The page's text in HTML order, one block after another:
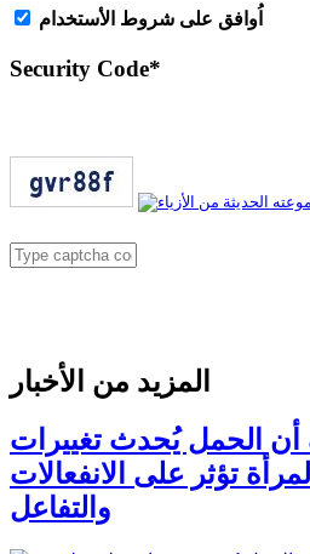
اُوافق على شروط الأستخدام
Security Code*
المزيد من الأخبار
الحمل يُحدث تغييرات
تؤثر على الانفعالات
والتفاعل